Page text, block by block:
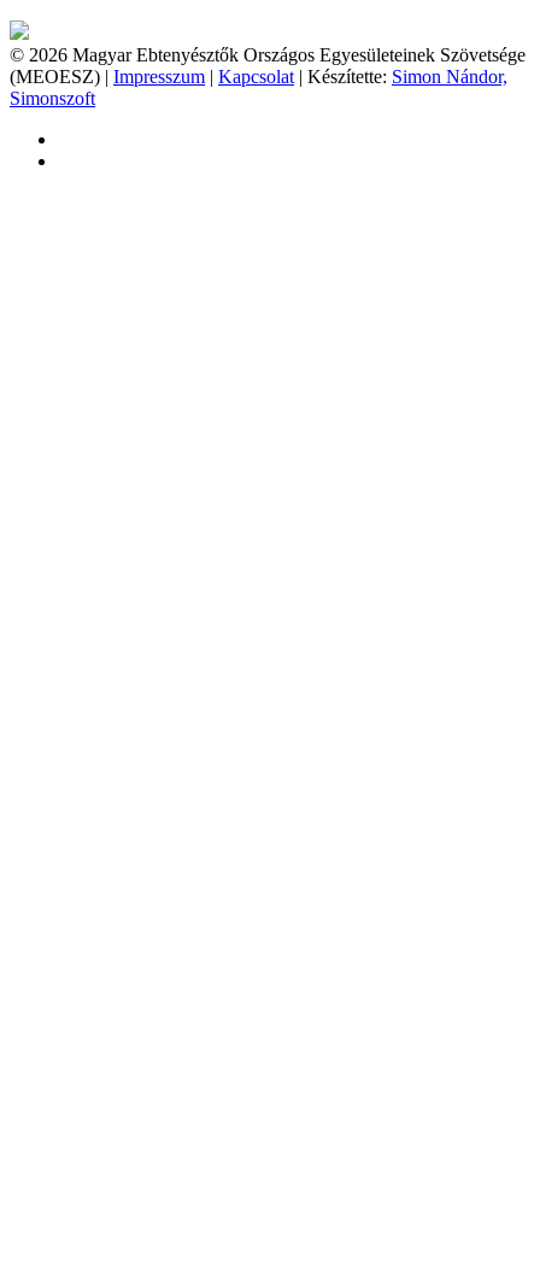
© 2026 Magyar Ebtenyésztők Országos Egyesületeinek Szövetsége
(MEOESZ) | Impresszum | Kapcsolat | Készítette: Simon Nándor,
Simonszoft